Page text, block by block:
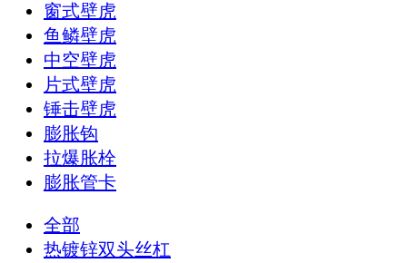
窗式壁虎
鱼鳞壁虎
中空壁虎
片式壁虎
锤击壁虎
膨胀钩
拉爆胀栓
膨胀管卡
全部
热镀锌双头丝杠